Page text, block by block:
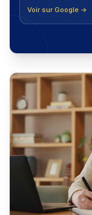
Voir sur Google →